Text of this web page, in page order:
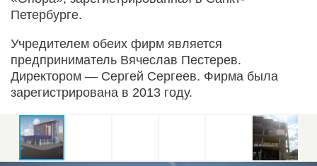
Петербурге.
Учредителем обеих фирм является
предприниматель Вячеслав Пестерев.
Директором — Сергей Сергеев. Фирма была
зарегистрирована в 2013 году.